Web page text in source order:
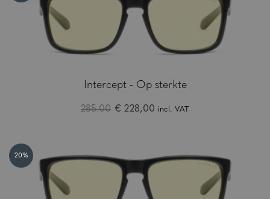
Intercept - Op sterkte
285.00 € 228,00 incl. VAT
20%